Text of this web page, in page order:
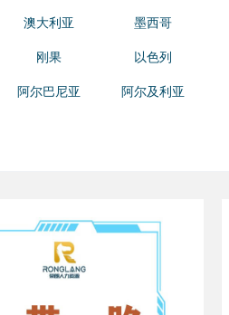
澳大利亚 墨西哥
刚果 以色列
阿尔巴尼亚 阿尔及利亚